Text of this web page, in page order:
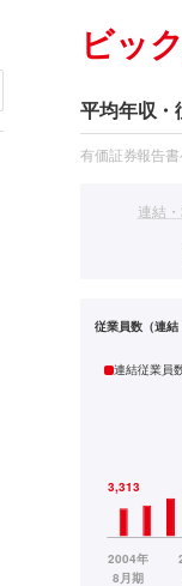
ビッ
平均年収
有価証券報告
連結
従業員数（連結
連結従業員